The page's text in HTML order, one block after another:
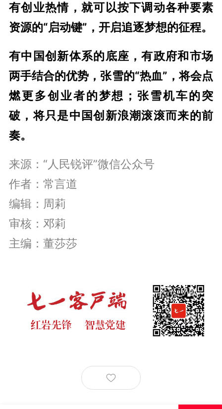
有创业热情，就可以按下调动各种要素
资源的“启动键”，开启追逐梦想的征程。
有中国创新体系的底座，有政府和市场
两手结合的优势，张雪的“热血”，将会点
燃更多创业者的梦想；张雪机车的突
破，将只是中国创新浪潮滚滚而来的前
奏。
来源：“人民锐评”微信公众号
作者：常言道
编辑：周莉
审核：邓莉
主编：董莎莎